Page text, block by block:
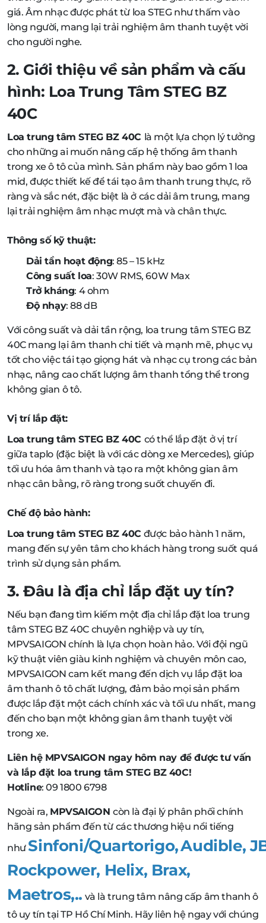
giá. Âm nhạc được phát từ loa STEG như thấm vào
lòng người, mang lại trải nghiệm âm thanh tuyệt vời
cho người nghe.
2. Giới thiệu về sản phẩm và cấu
hình: Loa Trung Tâm STEG BZ
40C
Loa trung tâm STEG BZ 40C là một lựa chọn lý tưởng
cho những ai muốn nâng cấp hệ thống âm thanh
trong xe ô tô của mình. Sản phẩm này bao gồm 1 loa
mid, được thiết kế để tái tạo âm thanh trung thực, rõ
ràng và sắc nét, đặc biệt là ở các dải âm trung, mang
lại trải nghiệm âm nhạc mượt mà và chân thực.
Thông số kỹ thuật:
Dải tần hoạt động: 85 – 15 kHz
Công suất loa: 30W RMS, 60W Max
Trở kháng: 4 ohm
Độ nhạy: 88 dB
Với công suất và dải tần rộng, loa trung tâm STEG BZ
40C mang lại âm thanh chi tiết và mạnh mẽ, phục vụ
tốt cho việc tái tạo giọng hát và nhạc cụ trong các bản
nhạc, nâng cao chất lượng âm thanh tổng thể trong
không gian ô tô.
Vị trí lắp đặt:
Loa trung tâm STEG BZ 40C có thể lắp đặt ở vị trí
giữa taplo (đặc biệt là với các dòng xe Mercedes), giúp
tối ưu hóa âm thanh và tạo ra một không gian âm
nhạc cân bằng, rõ ràng trong suốt chuyến đi.
Chế độ bảo hành:
Loa trung tâm STEG BZ 40C được bảo hành 1 năm,
mang đến sự yên tâm cho khách hàng trong suốt quá
trình sử dụng sản phẩm.
3. Đâu là địa chỉ lắp đặt uy tín?
Nếu bạn đang tìm kiếm một địa chỉ lắp đặt loa trung
tâm STEG BZ 40C chuyên nghiệp và uy tín,
MPVSAIGON chính là lựa chọn hoàn hảo. Với đội ngũ
kỹ thuật viên giàu kinh nghiệm và chuyên môn cao,
MPVSAIGON cam kết mang đến dịch vụ lắp đặt loa
âm thanh ô tô chất lượng, đảm bảo mọi sản phẩm
được lắp đặt một cách chính xác và tối ưu nhất, mang
đến cho bạn một không gian âm thanh tuyệt vời
trong xe.
Liên hệ MPVSAIGON ngay hôm nay để được tư vấn
và lắp đặt loa trung tâm STEG BZ 40C!
Hotline: 09 1800 6798
Ngoài ra, MPVSAIGON còn là đại lý phân phối chính
hãng sản phẩm đến từ các thương hiệu nổi tiếng
như Sinfoni/Quartorigo,Audible,
Rockpower, Helix, Brax,
Maetros,.. và là trung tâm nâng cấp âm thanh ô
tô uy tín tại TP Hồ Chí Minh. Hãy liên hệ ngay với chúng